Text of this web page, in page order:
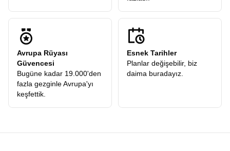
Avrupa Rüyası
Güvencesi
Bugüne kadar 19.000'den
fazla gezginle Avrupa'yı
keşfettik.
Esnek Tarihler
Planlar değişebilir, biz
daima buradayız.